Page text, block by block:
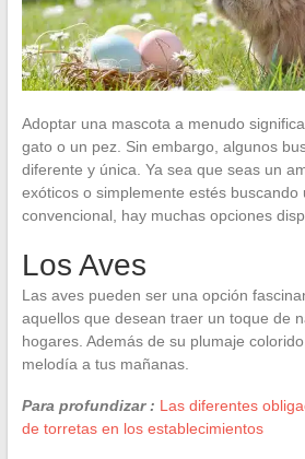
Adoptar una mascota a menudo
gato o un pez. Sin embargo, algunos
diferente y única. Ya sea que seas un
exóticos o simplemente estés buscando
convencional, hay muchas opciones
Los Aves
Las aves pueden ser una opción
aquellos que desean traer un toque de
hogares. Además de su plumaje
melodía a tus mañanas.
Para profundizar : Las diferentes
de torretas en los establecimientos